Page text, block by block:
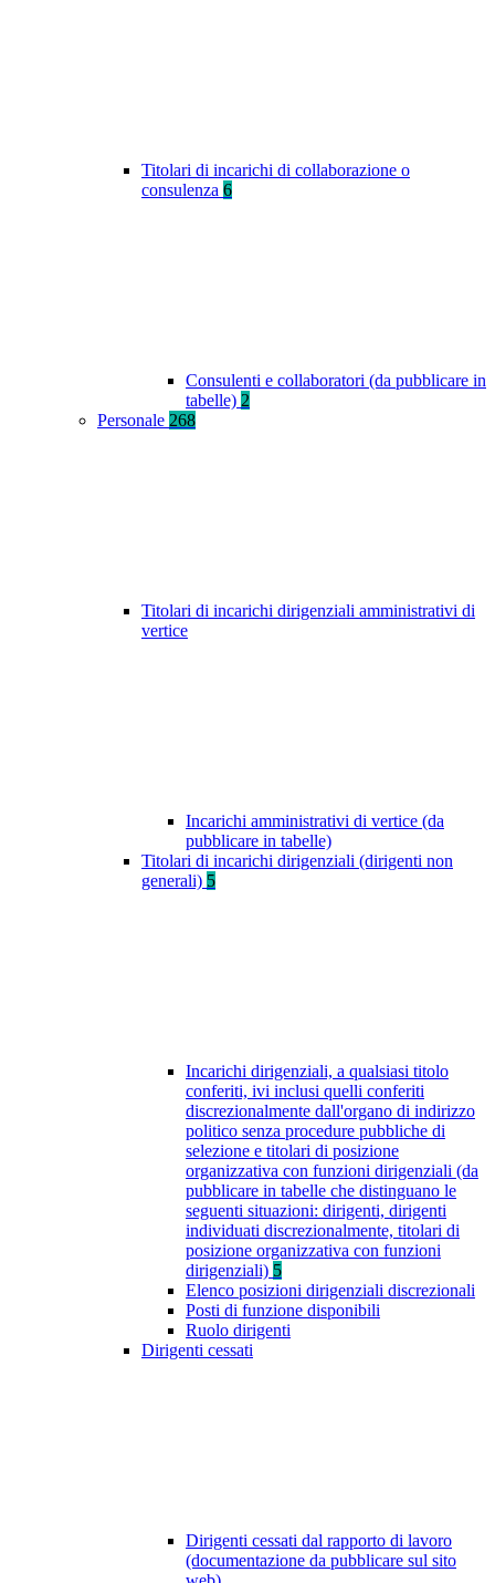
Titolari di incarichi di collaborazione o
consulenza 6
Consulenti e collaboratori (da pubblicare in
tabelle) 2
Personale 268
Titolari di incarichi dirigenziali amministrativi di
vertice
Incarichi amministrativi di vertice (da
pubblicare in tabelle)
Titolari di incarichi dirigenziali (dirigenti non
generali) 5
Incarichi dirigenziali, a qualsiasi titolo
conferiti, ivi inclusi quelli conferiti
discrezionalmente dall'organo di indirizzo
politico senza procedure pubbliche di
selezione e titolari di posizione
organizzativa con funzioni dirigenziali (da
pubblicare in tabelle che distinguano le
seguenti situazioni: dirigenti, dirigenti
individuati discrezionalmente, titolari di
posizione organizzativa con funzioni
dirigenziali) 5
Elenco posizioni dirigenziali discrezionali
Posti di funzione disponibili
Ruolo dirigenti
Dirigenti cessati
Dirigenti cessati dal rapporto di lavoro
(documentazione da pubblicare sul sito